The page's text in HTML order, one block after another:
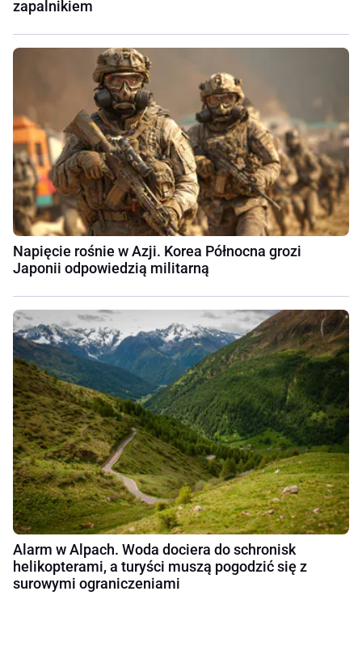
zapalnikiem
Napięcie rośnie w Azji. Korea Północna grozi
Japonii odpowiedzią militarną
Alarm w Alpach. Woda dociera do schronisk
helikopterami, a turyści muszą pogodzić się z
surowymi ograniczeniami